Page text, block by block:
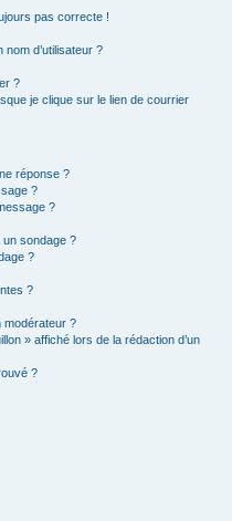
pas correcte !
d’utilisateur ?
?
je clique sur le lien de courrier
réponse ?
?
?
un sondage ?
?
?
modérateur ?
» affiché lors de la rédaction d’un
?